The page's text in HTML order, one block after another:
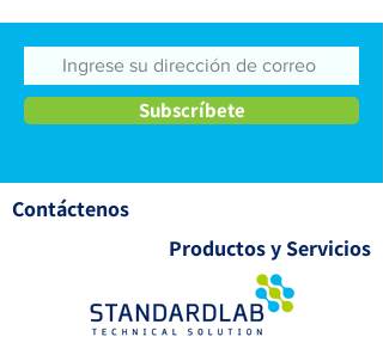
de impurezas
Subscríbete
Contáctenos
Productos y Servicios